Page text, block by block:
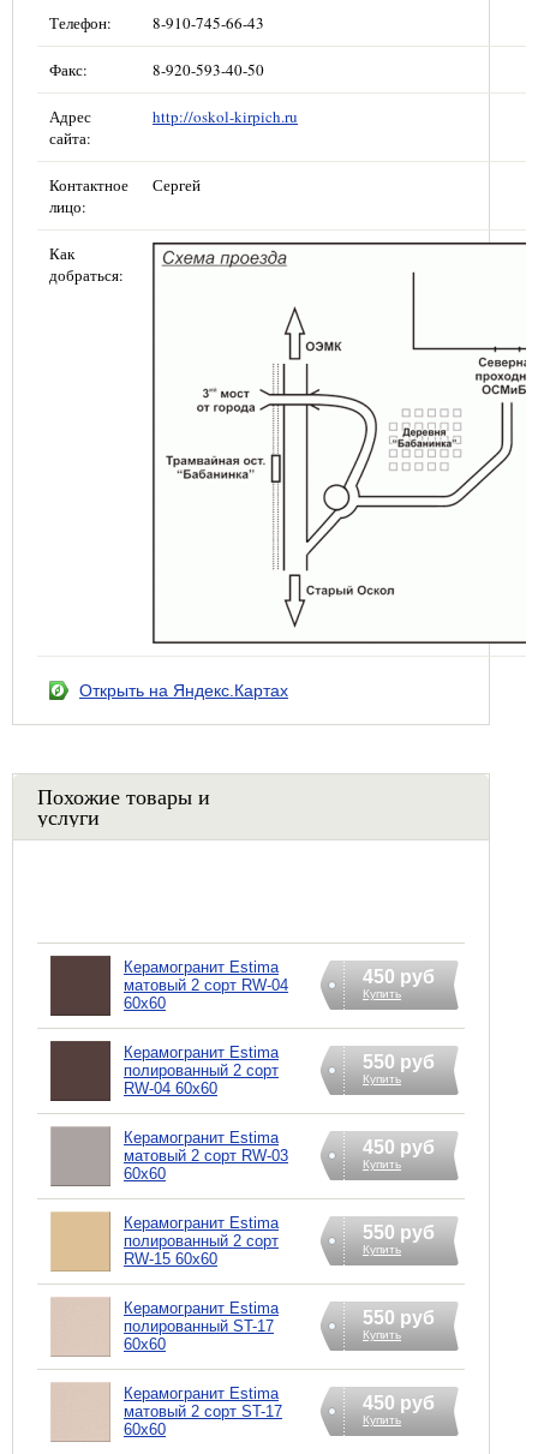
Телефон: 8-910-745-66-43
Факс: 8-920-593-40-50
Адрес
сайта:
http://oskol-kirpich.ru
Контактное
лицо:
Сергей
Как
добраться:
Открыть на Яндекс.Картах
Похожие товары и
услуги
Керамогранит Estima
матовый 2 сорт RW-04
60х60
450 руб
Купить
Керамогранит Estima
полированный 2 сорт
RW-04 60х60
550 руб
Купить
Керамогранит Estima
матовый 2 сорт RW-03
60х60
450 руб
Купить
Керамогранит Estima
полированный 2 сорт
RW-15 60х60
550 руб
Купить
Керамогранит Estima
полированный ST-17
60х60
550 руб
Купить
Керамогранит Estima
матовый 2 сорт ST-17
60х60
450 руб
Купить